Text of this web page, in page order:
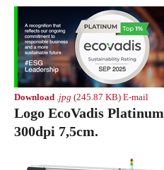
Download .jpg (245.87 KB) E-mail
Logo EcoVadis Platinum
300dpi 7,5cm.